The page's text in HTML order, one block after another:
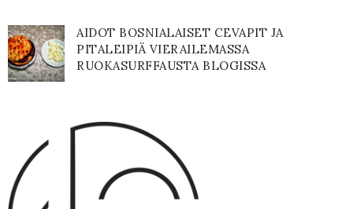
AIDOT BOSNIALAISET CEVAPIT JA
PITALEIPIÄ VIERAILEMASSA
RUOKASURFFAUSTA BLOGISSA